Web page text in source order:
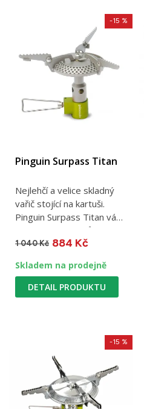
Pinguin Surpass Titan
Nejlehčí a velice skladný
vařič stojící na kartuši.
Pinguin Surpass Titan váží
pouhých 48 gramů.
1 040 Kč
-15 %
884 Kč
Skladem na prodejně
DETAIL PRODUKTU
-15 %